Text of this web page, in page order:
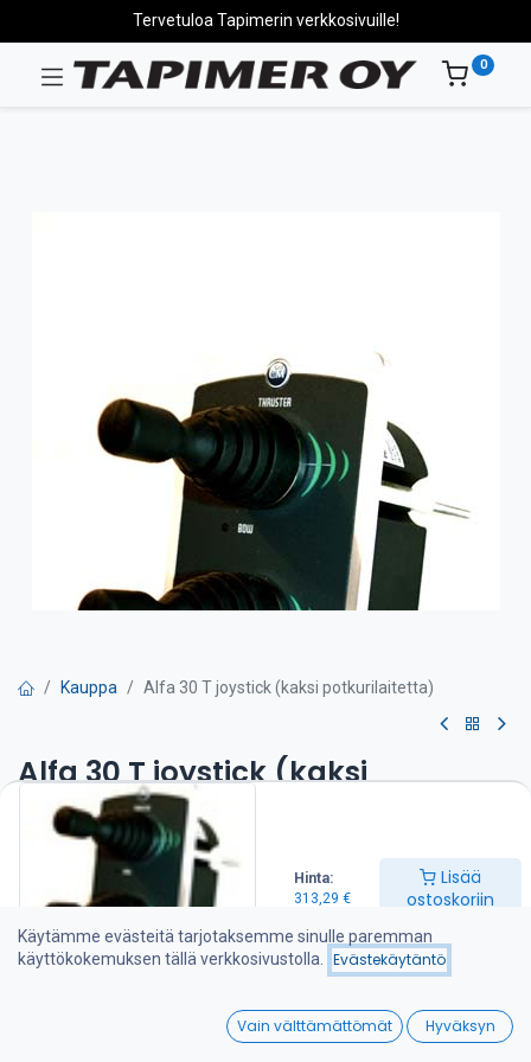
Hinta:
313,29 €
Lisää
ostoskoriin
Wishlist
Tervetuloa Tapimerin verkkosivuille!
0
Kauppa Alfa 30 T joystick (kaksi potkurilaitetta)
Alfa 30 T joystick (kaksi
potkurilaitetta)
Sopii keula sekä peräpotkurille
-sisältää vaihtoviiveyksikön
-automaattinen poiskytkennän säätö
-jatkuvan käytön suojaus
Käytämme evästeitä tarjotaksemme sinulle paremman
käyttökokemuksen tällä verkkosivustolla.
Evästekäytäntö
Vain välttämättömät Hyväksyn